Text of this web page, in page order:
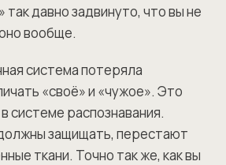
давно задвинуто, что вы не
вообще.
система потеряла
«своё» и «чужое». Это
системе распознавания.
защищать, перестают
ткани. Точно так же, как вы